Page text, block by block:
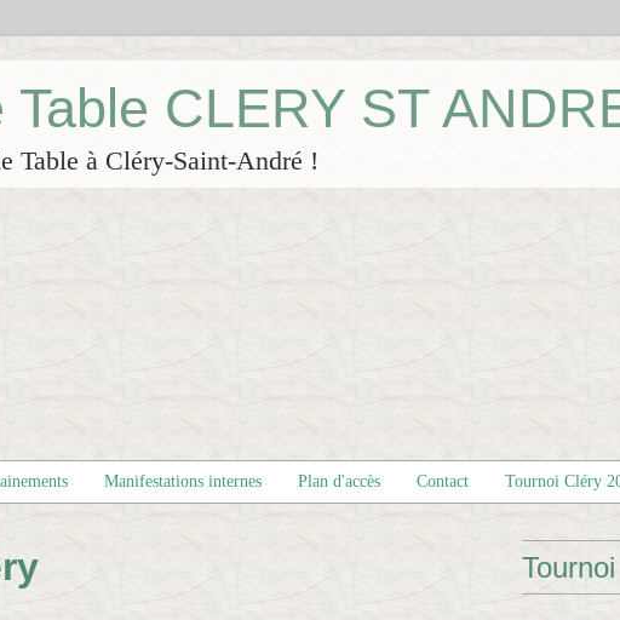
Table CLERY ST
Table à Cléry-Saint-André !
Manifestations internes Plan d'accès Contact Tournoi Cléry